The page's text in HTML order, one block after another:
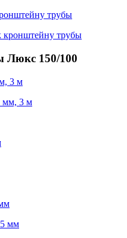
трубы
Люкс 150/100
3 м